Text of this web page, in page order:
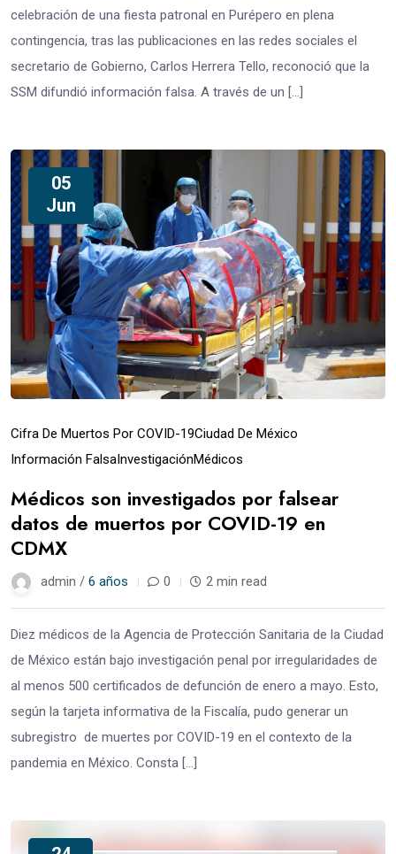
celebración de una fiesta patronal en Purépero en plena
contingencia, tras las publicaciones en las redes sociales el
secretario de Gobierno, Carlos Herrera Tello, reconoció que la
SSM difundió información falsa. A través de un […]
05
Jun
Cifra De Muertos Por COVID-19Ciudad De México
Información FalsaInvestigaciónMédicos
Médicos son investigados por falsear
datos de muertos por COVID-19 en
CDMX
admin / 6 años 0 2 min read
Diez médicos de la Agencia de Protección Sanitaria de la Ciudad
de México están bajo investigación penal por irregularidades de
al menos 500 certificados de defunción de enero a mayo. Esto,
según la tarjeta informativa de la Fiscalía, pudo generar un
subregistro de muertes por COVID-19 en el contexto de la
pandemia en México. Consta […]